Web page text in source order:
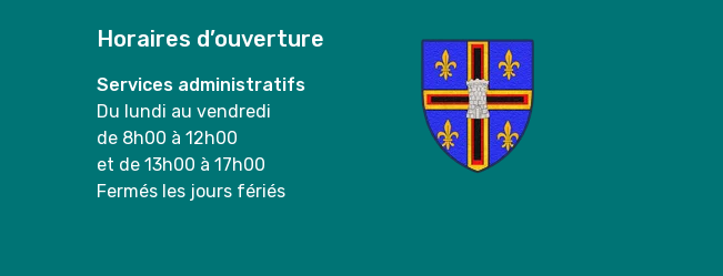
Horaires d’ouverture
Services administratifs
Du lundi au vendredi
de 8h00 à 12h00
et de 13h00 à 17h00
Fermés les jours fériés